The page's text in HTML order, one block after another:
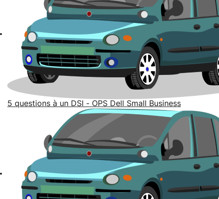
5 questions à un DSI - OPS Dell Small Business